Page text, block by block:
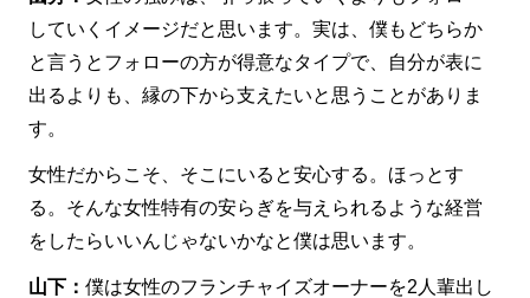
していくイメージだと思います。実は、僕もどちらか
と言うとフォローの方が得意なタイプで、自分が表に
出るよりも、縁の下から支えたいと思うことがありま
す。
女性だからこそ、そこにいると安心する。ほっとす
る。そんな女性特有の安らぎを与えられるような経営
をしたらいいんじゃないかなと僕は思います。
山下：僕は女性のフランチャイズオーナーを2人輩出し